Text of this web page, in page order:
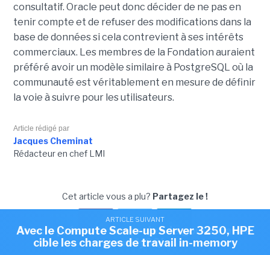
ARTICLE SUIVANT
Oracle présente son projet de gouvernance
pour MySQL
consultatif. Oracle peut donc décider de ne pas en
tenir compte et de refuser des modifications dans la
base de données si cela contrevient à ses intérêts
commerciaux. Les membres de la Fondation auraient
préféré avoir un modèle similaire à PostgreSQL où la
communauté est véritablement en mesure de définir
la voie à suivre pour les utilisateurs.
Article rédigé par
Jacques Cheminat
Rédacteur en chef LMI
Cet article vous a plu? Partagez le !
ARTICLE SUIVANT
Avec le Compute Scale-up Server 3250, HPE
cible les charges de travail in-memory